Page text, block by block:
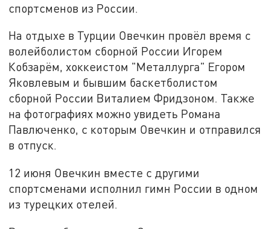
спортсменов из России.
На отдыхе в Турции Овечкин провёл время с
волейболистом сборной России Игорем
Кобзарём, хоккеистом "Металлурга" Егором
Яковлевым и бывшим баскетболистом
сборной России Виталием Фридзоном. Также
на фотографиях можно увидеть Романа
Павлюченко, с которым Овечкин и отправился
в отпуск.
12 июня Овечкин вместе с другими
спортсменами исполнил гимн России в одном
из турецких отелей.